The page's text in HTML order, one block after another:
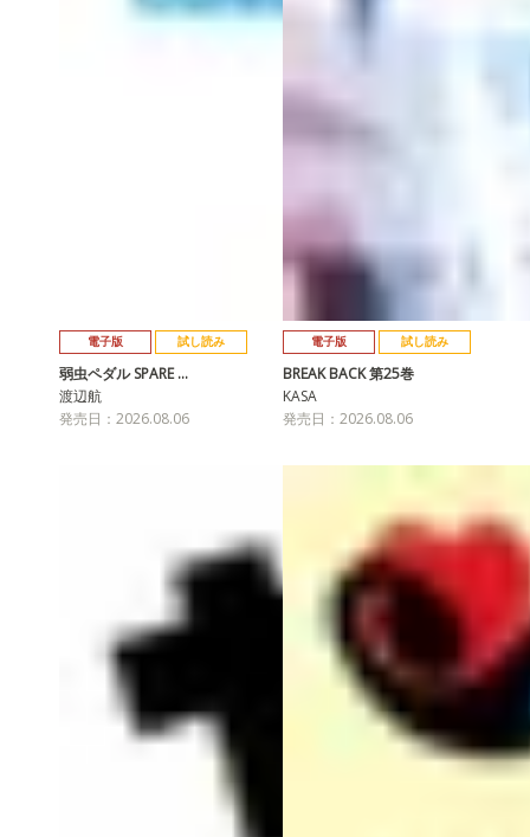
電子版 試し読み
弱虫ペダル SPARE …
渡辺航
発売日：2026.08.06
電子版 試し読み
BREAK BACK 第25巻
KASA
発売日：2026.08.06